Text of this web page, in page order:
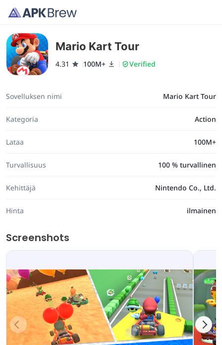
Mario Kart Tour
4.31 100M+ Verified
Sovelluksen nimi Mario Kart Tour
Kategoria Action
Lataa 100M+
Turvallisuus 100 % turvallinen
Kehittäjä Nintendo Co., Ltd.
Hinta ilmainen
Screenshots